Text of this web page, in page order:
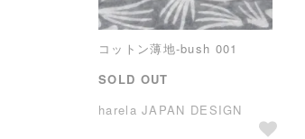
コットン薄地-bush 001
SOLD OUT
harela JAPAN DESIGN